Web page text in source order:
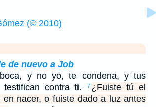
(© 2010)
de nuevo a Job
boca, y no yo, te condena, y tus
testifican contra ti. 7 ¿Fuiste tú el
en nacer, o fuiste dado a luz antes